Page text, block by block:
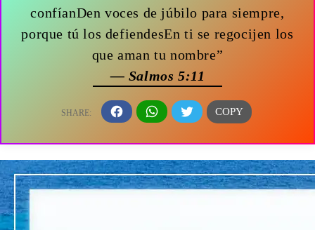
confíanDen voces de júbilo para siempre,
porque tú los defiendesEn ti se regocijen los
que aman tu nombre”
— Salmos 5:11